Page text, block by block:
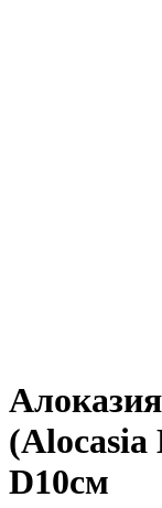
D10см